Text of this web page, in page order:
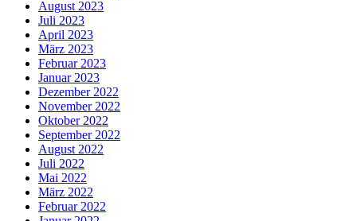
August 2023
Juli 2023
April 2023
März 2023
Februar 2023
Januar 2023
Dezember 2022
November 2022
Oktober 2022
September 2022
August 2022
Juli 2022
Mai 2022
März 2022
Februar 2022